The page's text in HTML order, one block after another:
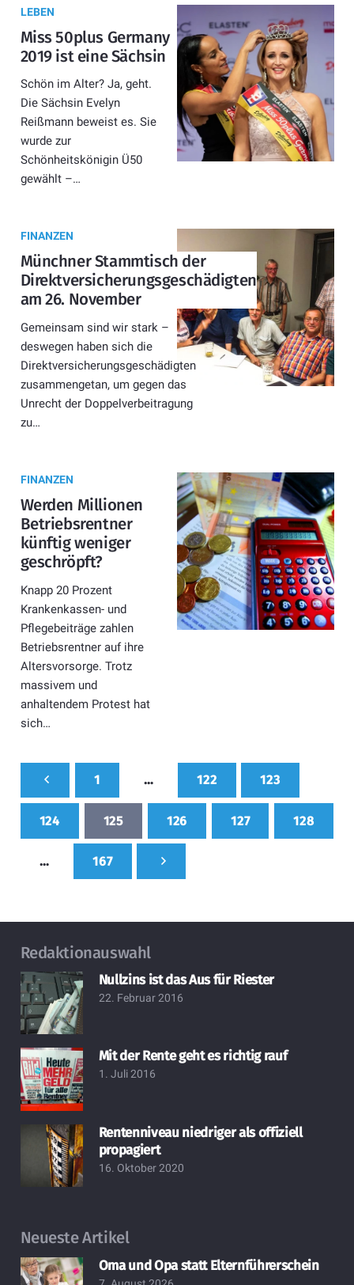
LEBEN
Miss 50plus Germany
2019 ist eine Sächsin
Schön im Alter? Ja, geht.
Die Sächsin Evelyn
Reißmann beweist es. Sie
wurde zur
Schönheitskönigin Ü50
gewählt –…
FINANZEN
Münchner Stammtisch der
Direktversicherungsgeschädigten
am 26. November
Gemeinsam sind wir stark –
deswegen haben sich die
Direktversicherungsgeschädigten
zusammengetan, um gegen das
Unrecht der Doppelverbeitragung
zu…
FINANZEN
Werden Millionen
Betriebsrentner
künftig weniger
geschröpft?
Knapp 20 Prozent
Krankenkassen- und
Pflegebeiträge zahlen
Betriebsrentner auf ihre
Altersvorsorge. Trotz
massivem und
anhaltendem Protest hat
sich…
1 … 122 123
124 125 126 127 128
… 167
Redaktionauswahl
Nullzins ist das Aus für Riester
22. Februar 2016
Mit der Rente geht es richtig rauf
1. Juli 2016
Rentenniveau niedriger als offiziell
propagiert
16. Oktober 2020
Neueste Artikel
Oma und Opa statt Elternführerschein